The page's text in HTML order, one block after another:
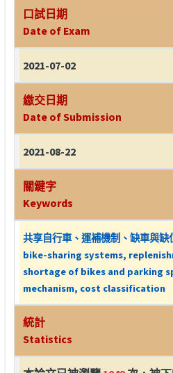
口試日期
Date of Exam
2021-07-02
繳交日期
Date of Submission
2021-08-22
關鍵字
Keywords
共享自行車、運補機制、缺車與
bike-sharing systems,
shortage of bikes and parking
mechanism, cost classification
統計
Statistics